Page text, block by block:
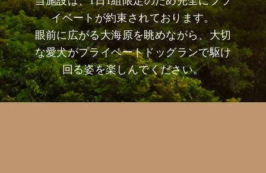
イベートが約束されております。
眼前に広がる大海原を眺めながら、大切
な愛犬がプライベートドッグランで駆け
回る姿を楽しんでください。